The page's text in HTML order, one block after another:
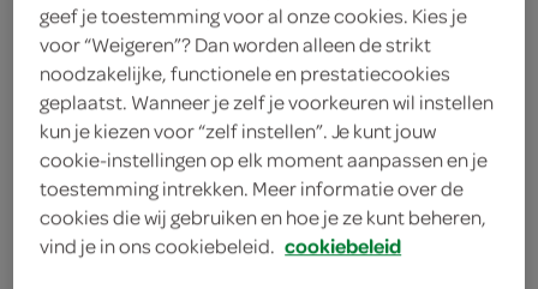
1 zakje gedroogde gist
kies je winkel
benodigdheden
vershoudfolie
geef je toestemming voor al onze cookies. Kies je
voor “Weigeren”? Dan worden alleen de strikt
noodzakelijke, functionele en prestatiecookies
geplaatst. Wanneer je zelf je voorkeuren wil instellen
kun je kiezen voor “zelf instellen”. Je kunt jouw
cookie-instellingen op elk moment aanpassen en je
toestemming intrekken. Meer informatie over de
cookies die wij gebruiken en hoe je ze kunt beheren,
vind je in ons cookiebeleid. cookiebeleid